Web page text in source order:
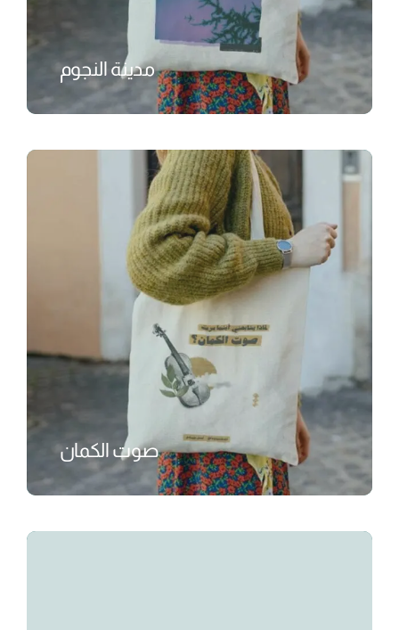
مدينة النجوم
₺
صوت الكمان
₺